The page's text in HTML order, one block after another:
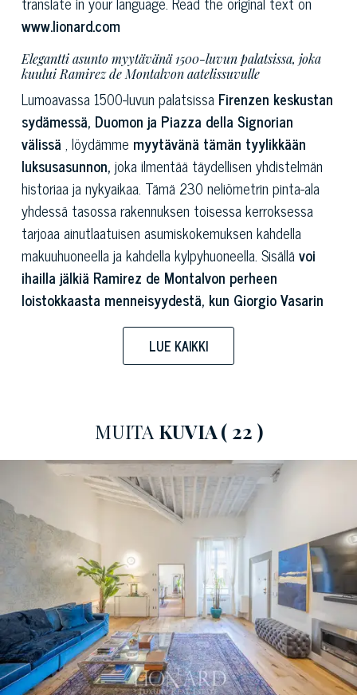
www.lionard.com
Elegantti asunto myytävänä 1500-luvun palatsissa, joka
kuului Ramirez de Montalvon aatelissuvulle
Lumoavassa 1500-luvun palatsissa Firenzen keskustan
sydämessä, Duomon ja Piazza della Signorian
välissä , löydämme myytävänä tämän tyylikkään
luksusasunnon, joka ilmentää täydellisen yhdistelmän
historiaa ja nykyaikaa. Tämä 230 neliömetrin pinta-ala
yhdessä tasossa rakennuksen toisessa kerroksessa
tarjoaa ainutlaatuisen asumiskokemuksen kahdella
makuuhuoneella ja kahdella kylpyhuoneella. Sisällävoi
ihailla jälkiä Ramirez de Montalvon perheen
loistokkaasta menneisyydestä, kun Giorgio Vasarin
alkuperäiset freskotkoristavat palatsin julkisivua.
Tämä Firenzen keskustassa sijaitseva tyylikäs kiinteistö
kaupunkikuvaa, ja Piazza della Signoria, joka on kuuluisa
renessanssiveistoksistaan ja Palazzo Vecchiosta. Tämä
Firenzen keskustassa sijaitseva tyylikäs tila on
historian, taiteen ja ajattoman kauneuden
keskittymä.
Asunto sijaitsee
1500-luvun ensimmäiseltä
puoliskolta peräisin olevan historiallisen rakennuksen
toisessa kerroksessa, jossa asui Ramirez de
Montalvo,espanjalaista alkuperää oleva aatelissuku,
joka saapui Firenzeen vuonna 1539. Asuinpaikka kattaa
230 asukasta. m² ja sinne pääsee palatsin sisäpihan
kautta varmistaen rauhan ja yksityisyyden.
LUE KAIKKI
MUITA KUVIA( 22 )